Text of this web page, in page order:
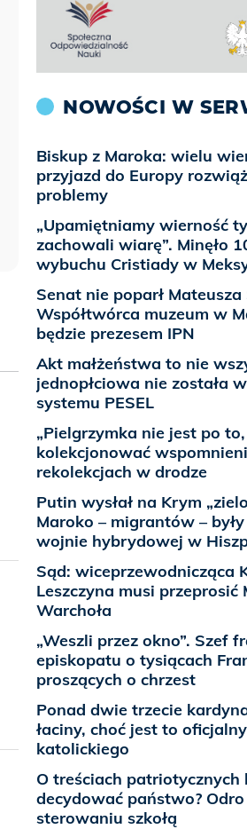
NOWOŚCI W
Biskup z Maroka: wielu
przyjazd do Europy
problemy
„Upamiętniamy wierność
zachowali wiarę”. Minęło
wybuchu Cristiady w
Senat nie poparł Mateusza
Współtwórca muzeum w
będzie prezesem IPN
Akt małżeństwa to nie
jednopłciowa nie została
systemu PESEL
„Pielgrzymka nie jest po
kolekcjonować
rekolekcjach w drodze
Putin wysłał na Krym
Maroko – migrantów –
wojnie hybrydowej w
Sąd: wiceprzewodnicząca
Leszczyna musi przeprosić
Warchoła
„Weszli przez okno”. Szef
episkopatu o tysiącach
proszących o chrzest
Ponad dwie trzecie
łaciny, choć jest to
katolickiego
O treściach patriotycznych
decydować państwo?
sterowaniu szkołą